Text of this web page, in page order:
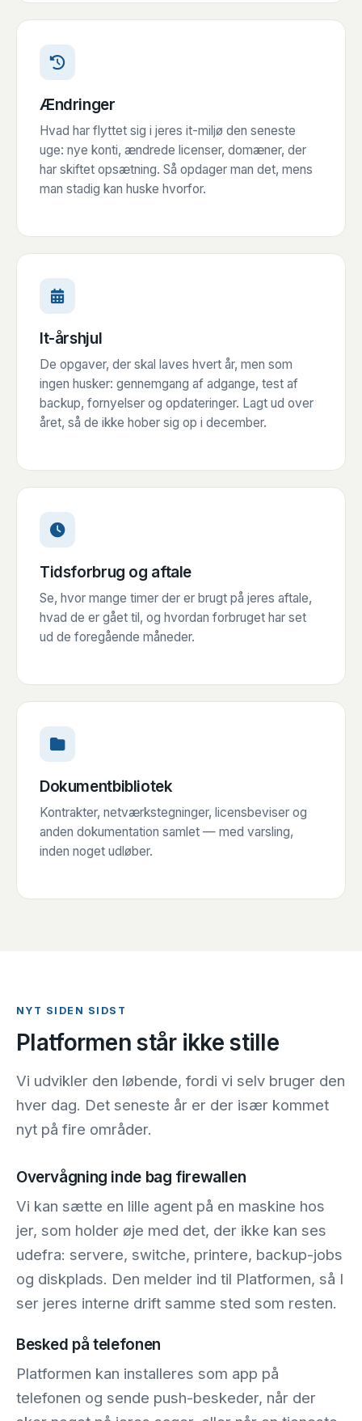
Ændringer
Hvad har flyttet sig i jeres it-miljø den seneste
uge: nye konti, ændrede licenser, domæner, der
har skiftet opsætning. Så opdager man det, mens
man stadig kan huske hvorfor.
It-årshjul
De opgaver, der skal laves hvert år, men som
ingen husker: gennemgang af adgange, test af
backup, fornyelser og opdateringer. Lagt ud over
året, så de ikke hober sig op i december.
Tidsforbrug og aftale
Se, hvor mange timer der er brugt på jeres aftale,
hvad de er gået til, og hvordan forbruget har set
ud de foregående måneder.
Dokumentbibliotek
Kontrakter, netværkstegninger, licensbeviser og
anden dokumentation samlet — med varsling,
inden noget udløber.
NYT SIDEN SIDST
Platformen står ikke stille
Vi udvikler den løbende, fordi vi selv bruger den
hver dag. Det seneste år er der især kommet
nyt på fire områder.
Overvågning inde bag firewallen
Vi kan sætte en lille agent på en maskine hos
jer, som holder øje med det, der ikke kan ses
udefra: servere, switche, printere, backup-jobs
og diskplads. Den melder ind til Platformen, så I
ser jeres interne drift samme sted som resten.
Besked på telefonen
Platformen kan installeres som app på
telefonen og sende push-beskeder, når der